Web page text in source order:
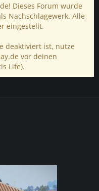
Dieses Forum wurde
Nachschlagewerk. Alle
eingestellt.
deaktiviert ist, nutze
vor deinen
Life).